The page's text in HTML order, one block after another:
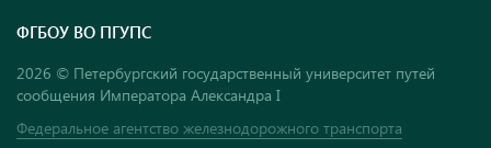
ФГБОУ ВО ПГУПС
2026 © Петербургский государственный университет путей
сообщения Императора Александра I
Федеральное агентство железнодорожного транспорта